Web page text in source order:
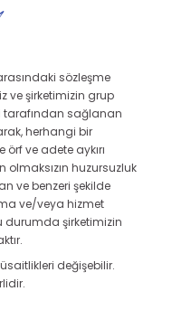
sözleşme
ve şirketimizin grup
tarafından sağlanan
herhangi bir
ve adete aykırı
huzursuzluk
ve benzeri şekilde
ve/veya hizmet
durumda şirketimizin
değişebilir.